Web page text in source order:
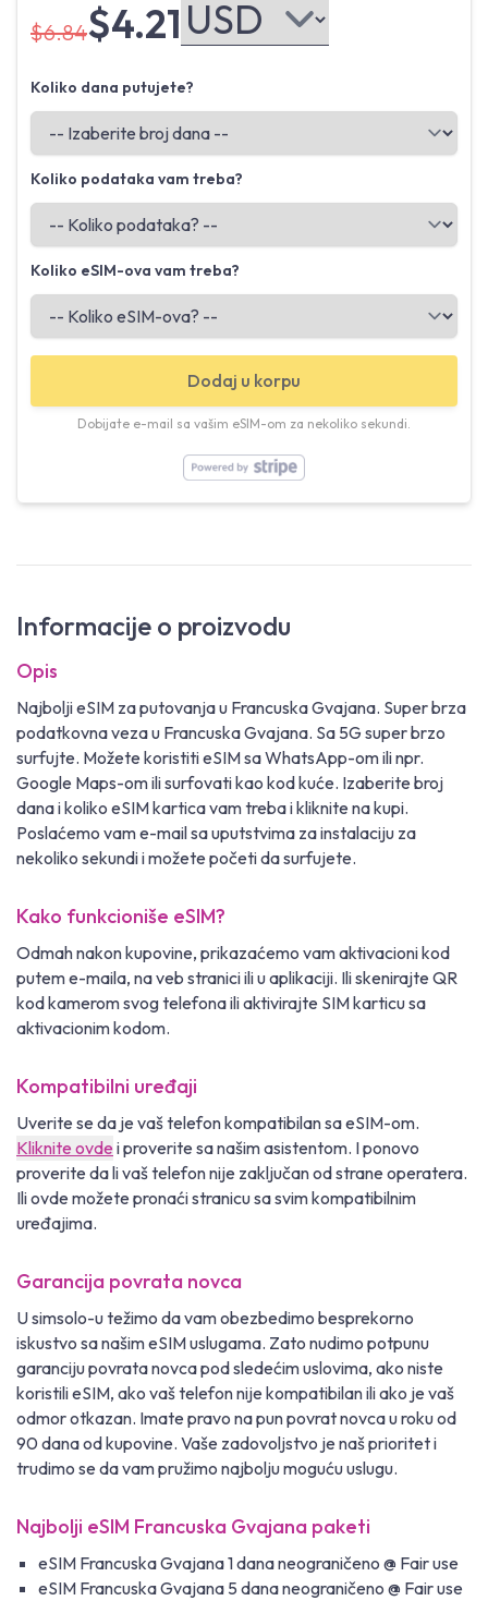
$6.84$4.21
Koliko dana putujete?
Koliko podataka vam treba?
Koliko eSIM-ova vam treba?
Dodaj u korpu
Dobijate e-mail sa vašim eSIM-om za nekoliko sekundi.
Informacije o proizvodu
Opis
Najbolji eSIM za putovanja u Francuska Gvajana. Super brza
podatkovna veza u Francuska Gvajana. Sa 5G super brzo
surfujte. Možete koristiti eSIM sa WhatsApp-om ili npr.
Google Maps-om ili surfovati kao kod kuće. Izaberite broj
dana i koliko eSIM kartica vam treba i kliknite na kupi.
Poslaćemo vam e-mail sa uputstvima za instalaciju za
nekoliko sekundi i možete početi da surfujete.
Kako funkcioniše eSIM?
Odmah nakon kupovine, prikazaćemo vam aktivacioni kod
putem e-maila, na veb stranici ili u aplikaciji. Ili skenirajte QR
kod kamerom svog telefona ili aktivirajte SIM karticu sa
aktivacionim kodom.
Kompatibilni uređaji
Uverite se da je vaš telefon kompatibilan sa eSIM-om.
Kliknite ovde i proverite sa našim asistentom. I ponovo
proverite da li vaš telefon nije zaključan od strane operatera.
Ili ovde možete pronaći stranicu sa svim kompatibilnim
uređajima.
Garancija povrata novca
U simsolo-u težimo da vam obezbedimo besprekorno
iskustvo sa našim eSIM uslugama. Zato nudimo potpunu
garanciju povrata novca pod sledećim uslovima, ako niste
koristili eSIM, ako vaš telefon nije kompatibilan ili ako je vaš
odmor otkazan. Imate pravo na pun povrat novca u roku od
90 dana od kupovine. Vaše zadovoljstvo je naš prioritet i
trudimo se da vam pružimo najbolju moguću uslugu.
Najbolji eSIM Francuska Gvajana paketi
eSIM Francuska Gvajana 1 dana neograničeno @ Fair use
eSIM Francuska Gvajana 5 dana neograničeno @ Fair use